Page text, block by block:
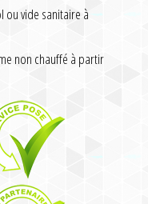
ou vide sanitaire à
non chauffé à partir